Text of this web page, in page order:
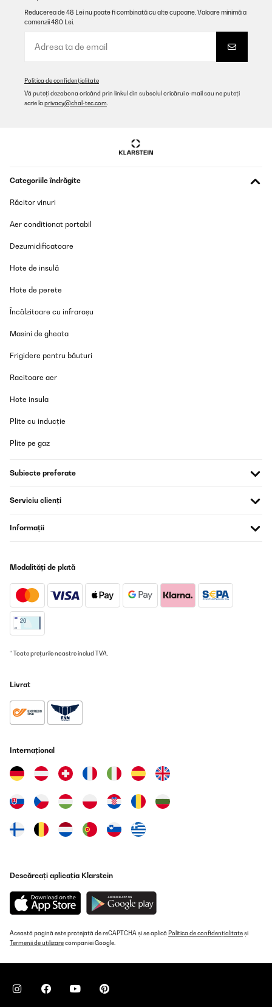
Reducerea de 48 Lei nu poate fi combinată cu alte cupoane. Valoare minimă a
comenzii 480 Lei.
Politica de confidențialitate
Vă puteți dezabona oricând prin linkul din subsolul oricărui e-mail sau ne puteți
scrie la privacy@chal-tec.com
Categoriile îndrăgite
Răcitor vinuri
Aer conditionat portabil
Dezumidificatoare
Hote de insulă
Hote de perete
Încălzitoare cu infraroșu
Masini de gheata
Frigidere pentru băuturi
Racitoare aer
Hote insula
Plite cu inducție
Plite pe gaz
Subiecte preferate
Serviciu clienți
Informații
Modalități de plată
* Toate prețurile noastre includ TVA.
Livrat
Internațional
Descărcați aplicația Klarstein
Această pagină este protejată de reCAPTCHA și se aplică Politica de confidențialitateși
Termenii de utilizarecompaniei Google.